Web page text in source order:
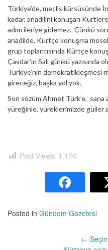
Türkiye’de, meclis kürsüsünde
kadar, anadilini konuşan
adım ileriye gidemez. Çünkü
anadilde, Kürtçe konuşma
grup toplantısında Kürtçe
Çavdar’ın Salı günkü
Türkiye’nin demokratikleşmesi
gireceğiz, başka yol yok.
Son sözüm Ahmet Türk’e,
yüreğinle, yüreklerimizde güller
Post Views: 1.176
Posted in Gündem Gazetesi
←